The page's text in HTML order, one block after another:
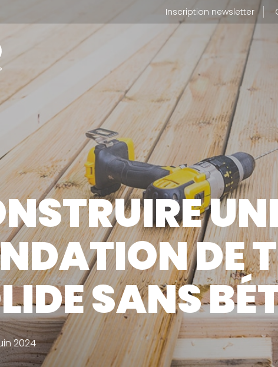
Inscription newsletter
QUI SOMMES-NOUS
Notre métier
Notre usine de production
Notre politique RSE
DE
SANS
2024